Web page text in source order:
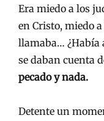
Era miedo a los
en Cristo, miedo
llamaba… ¿Había
se daban cuenta
pecado y nada.
Detente un